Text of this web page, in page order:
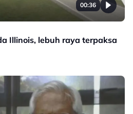
00:36
Illinois, lebuh raya terpaksa